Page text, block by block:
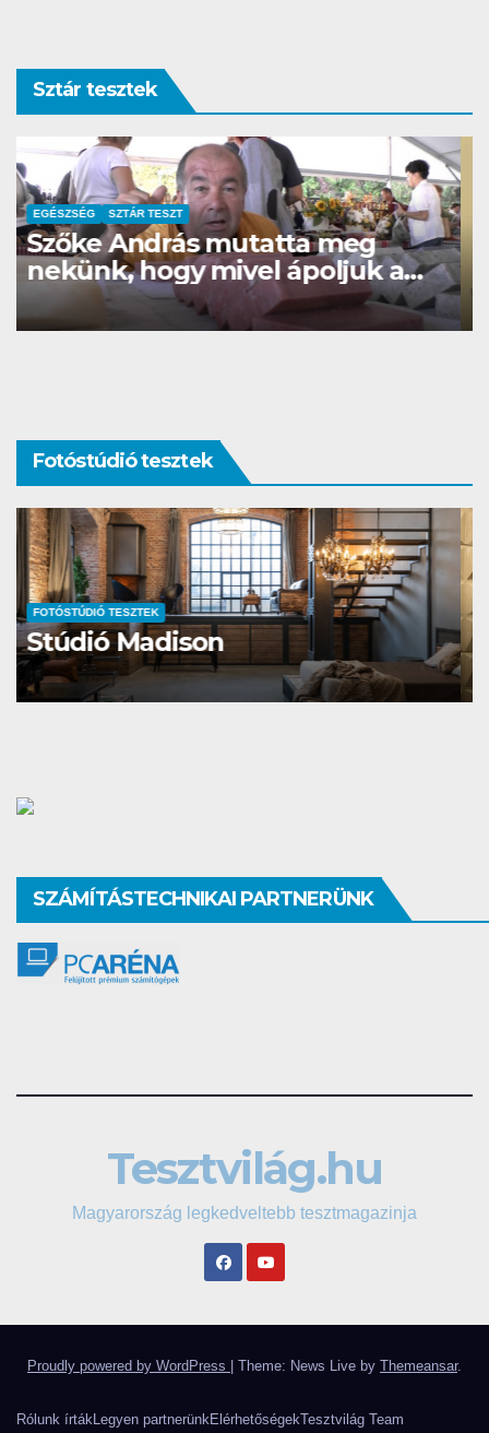
Sztár tesztek
CSAJOK SZÉPSÉG SZTÁR TESZT
A kopaszság szexi?
Fotóstúdió tesztek
FOTÓSTÚDIÓ TESZTEK
Little Grandma Stúdió
SZÁMÍTÁSTECHNIKAI PARTNERÜNK
Tesztvilág.hu
Magyarország legkedveltebb tesztmagazinja
Proudly powered by WordPress Theme: News Live by Themeansar.
Rólunk írták Legyen partnerünk ElérhetőségekTesztvilág Team